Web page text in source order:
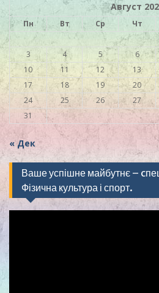
Август
Пн Вт Ср Чт
3
4 5 6
10
11 12 13
17
18 19 20
24
25 26 27
31
« Дек
Ваше успішне майбутнє –
Фізична культура і спорт.